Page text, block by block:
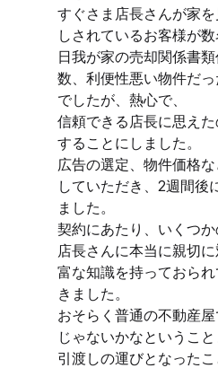
すぐさま店長さんが家
しされているお客様が
日我が家の売却関係書
数、利便性悪い物件だ
でしたが、熱心で、
信頼できる店長に思え
することにしました。
広告の選定、物件価格
していただき、2週間後
ました。
契約にあたり、いくつ
店長さんに本当に親切
富な知識を持っておら
きました。
おそらく普通の不動産
じゃないかなというこ
引渡しの運びとなった